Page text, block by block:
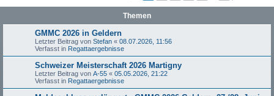
Themen
GMMC 2026 in Geldern
Letzter Beitrag von Stefan « 08.07.2026, 11:56
Verfasst in Regattaergebnisse
Schweizer Meisterschaft 2026 Martigny
Letzter Beitrag von A-55 « 05.05.2026, 21:22
Verfasst in Regattaergebnisse